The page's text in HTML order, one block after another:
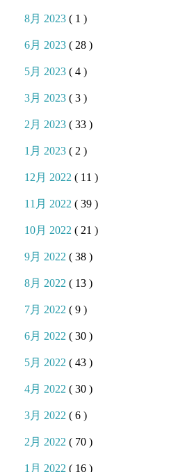
8月 2023( 1 )
6月 2023( 28 )
5月 2023( 4 )
3月 2023( 3 )
2月 2023( 33 )
1月 2023( 2 )
12月 2022( 11 )
11月 2022( 39 )
10月 2022( 21 )
9月 2022( 38 )
8月 2022( 13 )
7月 2022( 9 )
6月 2022( 30 )
5月 2022( 43 )
4月 2022( 30 )
3月 2022( 6 )
2月 2022( 70 )
1月 2022( 16 )